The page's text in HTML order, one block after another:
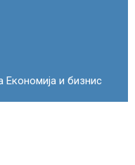
Економија и бизнис